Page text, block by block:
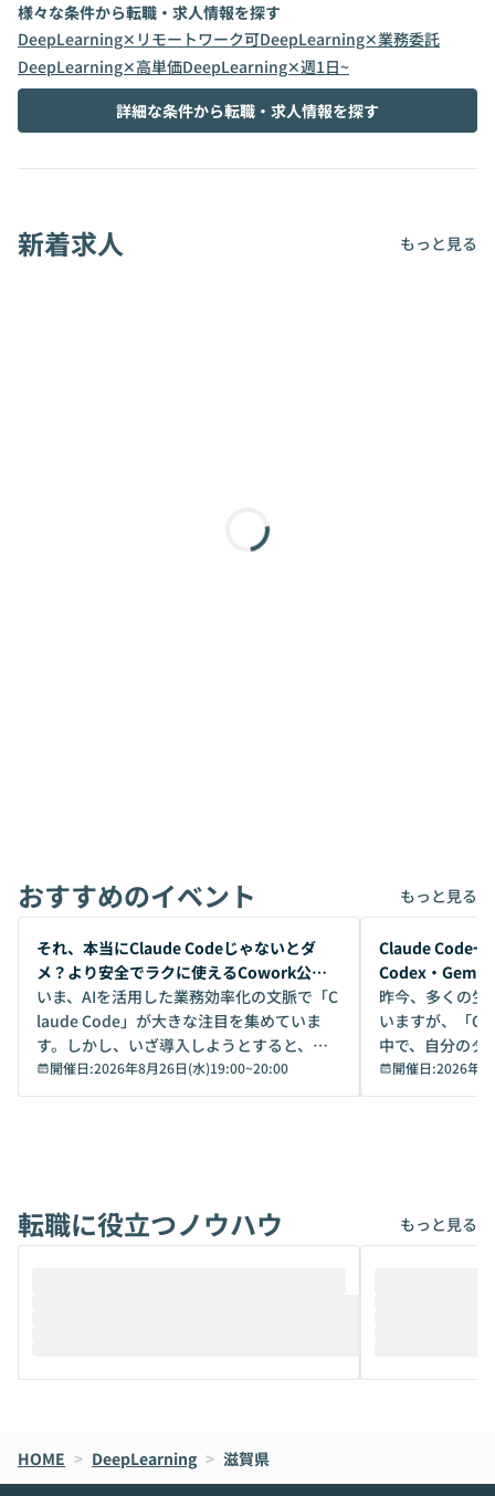
様々な条件から転職・求人情報を探す
DeepLearning✕リモートワーク可DeepLearning✕業務委託
DeepLearning✕高単価DeepLearning✕週1日~
詳細な条件から転職・求人情報を探す
新着求人 もっと見る
おすすめのイベント もっと見る
開催前
それ、本当にClaude Codeじゃないとダ
メ？より安全でラクに使えるCowork公開
デモ
いま、AIを活用した業務効率化の文脈で「C
laude Code」が大きな注目を集めていま
す。しかし、いざ導入しようとすると、セ
キュリティ面の懸念や権限管理のハードル
から、気軽に使えないケースも多いのでは
けでなく、想像以上の範囲まで自動化でき
ることは、まだあまり知られていません。
メルカリでの判断基準をもとに「なぜClau
oworkの基本的な機能をご紹介いただきま
す。 続く公開デモでは、実際にCoworkを
開催日:2026年8月26日(水)19:00~20:00
開催前
Claude Code一
Codex・
昨今、多くの生
いますが、「
中で、自分のタ
いいのか」を自
か？ 「なんとなく誰かが良いと言っていた
は、評判では
ているAIを選ぶこ
それぞれの本当
ント構築の最前
開催日:2026年8
転職に役立つノウハウ もっと見る
HOME > DeepLearning > 滋賀県